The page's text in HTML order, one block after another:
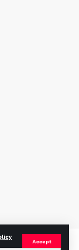
Accept
Labs
. All Rights